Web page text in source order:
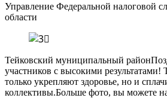
Управление Федеральной налоговой
области
Тейковский муниципальный
участников с высокими результатами!
только укрепляют здоровье, но и
коллективы.Больше фото, вы можете